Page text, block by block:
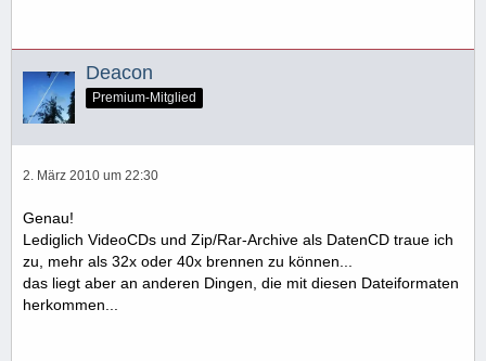
Deacon
Premium-Mitglied
2. März 2010 um 22:30
Genau!
Lediglich VideoCDs und Zip/Rar-Archive als DatenCD traue ich
zu, mehr als 32x oder 40x brennen zu können...
das liegt aber an anderen Dingen, die mit diesen Dateiformaten
herkommen...